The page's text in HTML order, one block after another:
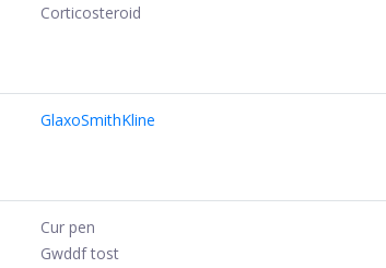
Corticosteroid
GlaxoSmithKline
Cur pen
Gwddf tost